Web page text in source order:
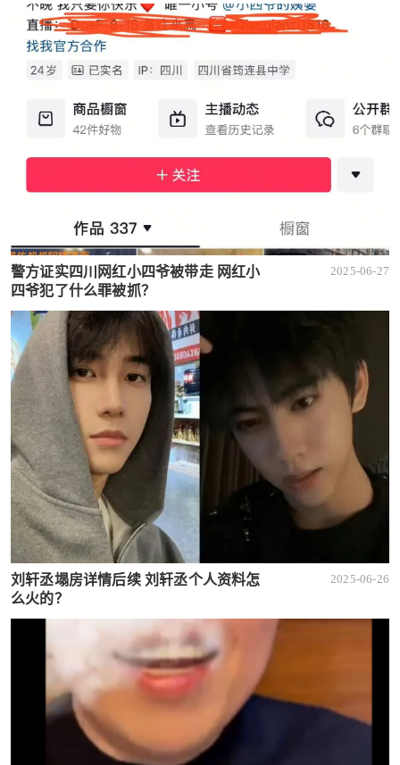
警方证实四川网红小四爷被带走 网红小
四爷犯了什么罪被抓？
2025-06-27
刘轩丞塌房详情后续 刘轩丞个人资料怎
么火的？
2025-06-26